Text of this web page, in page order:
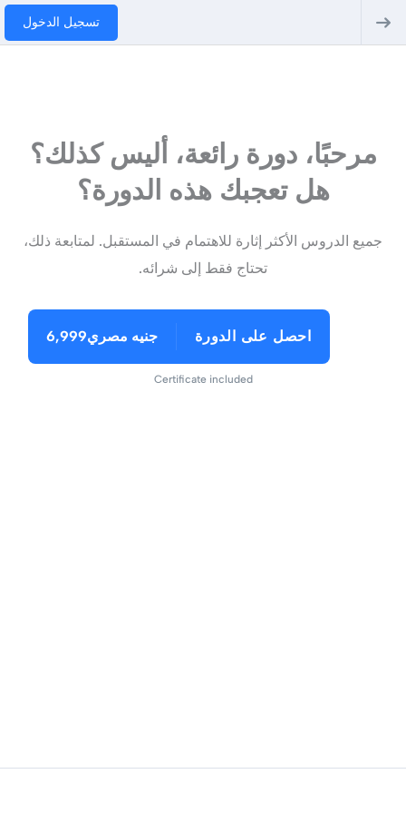
تسجيل الدخول
مرحبًا، دورة رائعة، أليس كذلك؟
هل تعجبك هذه الدورة؟
جميع الدروس الأكثر إثارة للاهتمام في المستقبل. لمتابعة ذلك،
تحتاج فقط إلى شرائه.
احصل على الدورة جنيه مصري6,999
Certificate included